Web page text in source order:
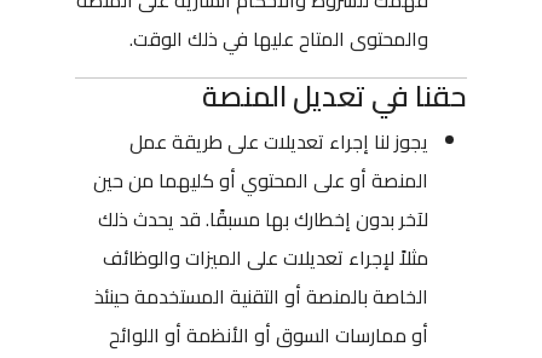
والمحتوى المتاح عليها في ذلك الوقت.
حقنا في تعديل المنصة
يجوز لنا إجراء تعديلات على طريقة عمل
المنصة أو على المحتوي أو كليهما من حين
لآخر بدون إخطارك بها مسبقًا. قد يحدث ذلك
مثلاً لإجراء تعديلات على الميزات والوظائف
الخاصة بالمنصة أو التقنية المستخدمة حينئذ
أو ممارسات السوق أو الأنظمة أو اللوائح